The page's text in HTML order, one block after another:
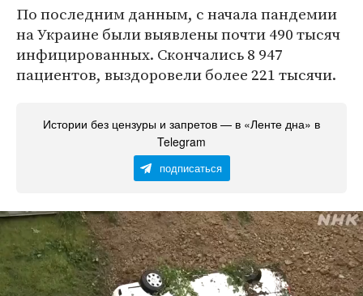
По последним данным, с начала пандемии
на Украине были выявлены почти 490 тысяч
инфицированных. Скончались 8 947
пациентов, выздоровели более 221 тысячи.
Истории без цензуры и запретов — в «Ленте дна» в
Telegram
подписаться